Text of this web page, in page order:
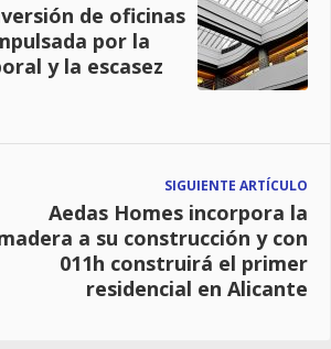
de oficinas
por la
y la escasez
SIGUIENTE ARTÍCULO
Aedas Homes incorpora la
a su construcción y con
011h construirá el primer
residencial en Alicante